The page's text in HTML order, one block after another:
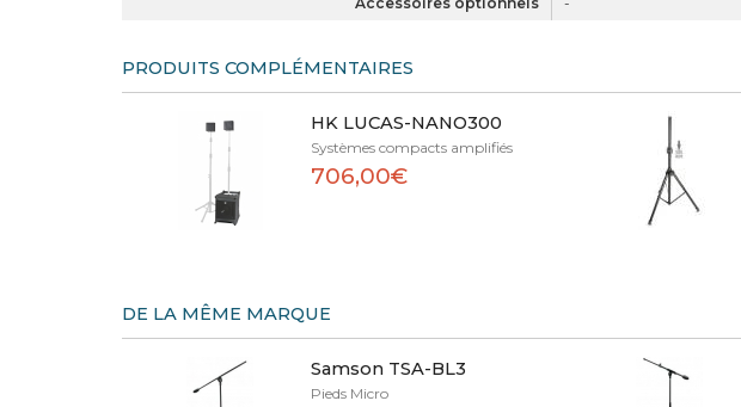
PRODUITS COMPLÉMENTAIRES
HK LUCAS-NANO300
Systèmes compacts amplifiés
706,00€
DE LA MÊME MARQUE
Samson TSA-BL3
Pieds Micro